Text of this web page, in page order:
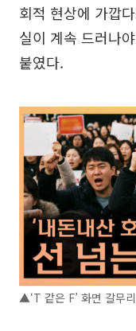
회적 현상에 가깝
실이 계속 드러나
붙였다.
▲‘T 같은 F’ 화면 갈무